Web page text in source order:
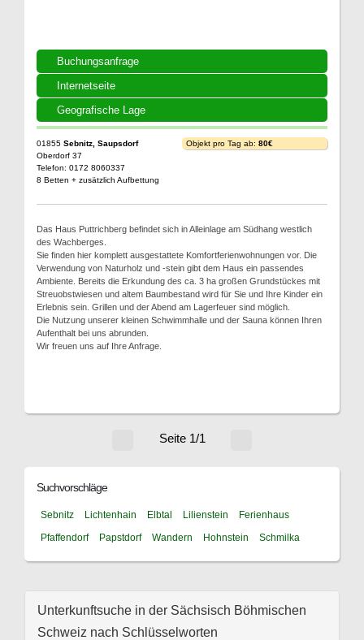
Buchungsanfrage
Internetseite
Geografische Lage
01855 Sebnitz, Saupsdorf
Oberdorf 37
Telefon: 0172 8060337
8 Betten + zusätzlich Aufbettung
Objekt pro Tag ab: 80€
Das Haus Puttrichberg befindet sich in Alleinlage am Südhang westlich
des Wachberges.
Sie finden hier komplett ausgestattete Komfortferienwohnungen vor. Die
Verwendung von Naturholz und -stein gibt dem Haus ein passendes
Ambiente. Bereits die Erkundung des ca. 3 ha großen Grundstückes mit
Streuobstwiesen und altem Baumbestand wird für Sie und Ihre Kinder ein
Erlebnis sein. Grillen und der Abend am Lagerfeuer sind möglich.
Die Nutzung unserer kleinen Schwimmhalle und der Sauna können Ihren
Aufenthalt bei uns abrunden.
Wir freuen uns auf Ihre Anfrage.
Seite 1/1
Suchvorschläge
Sebnitz Lichtenhain Elbtal Lilienstein
Ferienhaus
Pfaffendorf
Papstdorf Wandern Hohnstein Schmilka
Unterkunftsuche in der Sächsisch Böhmischen
Schweiz nach Schlüsselworten